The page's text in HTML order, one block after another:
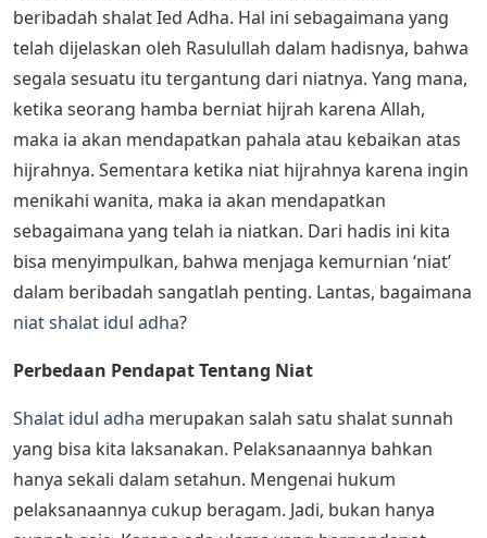
beribadah shalat Ied Adha. Hal ini sebagaimana yang
telah dijelaskan oleh Rasulullah dalam hadisnya, bahwa
segala sesuatu itu tergantung dari niatnya. Yang mana,
ketika seorang hamba berniat hijrah karena Allah,
maka ia akan mendapatkan pahala atau kebaikan atas
hijrahnya. Sementara ketika niat hijrahnya karena ingin
menikahi wanita, maka ia akan mendapatkan
sebagaimana yang telah ia niatkan. Dari hadis ini kita
bisa menyimpulkan, bahwa menjaga kemurnian ‘niat’
dalam beribadah sangatlah penting. Lantas, bagaimana
niat shalat idul adha?
Perbedaan Pendapat Tentang Niat
Shalat idul adha merupakan salah satu shalat sunnah
yang bisa kita laksanakan. Pelaksanaannya bahkan
hanya sekali dalam setahun. Mengenai hukum
pelaksanaannya cukup beragam. Jadi, bukan hanya